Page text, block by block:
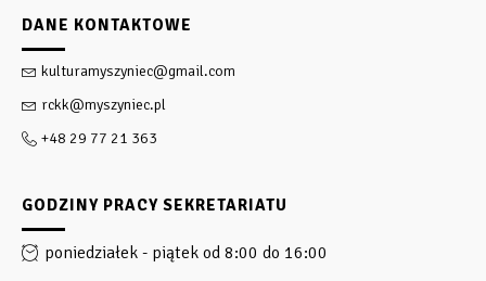
DANE KONTAKTOWE
kulturamyszyniec@gmail.com
rckk@myszyniec.pl
+48 29 77 21 363
GODZINY PRACY SEKRETARIATU
poniedziałek - piątek od 8:00 do 16:00